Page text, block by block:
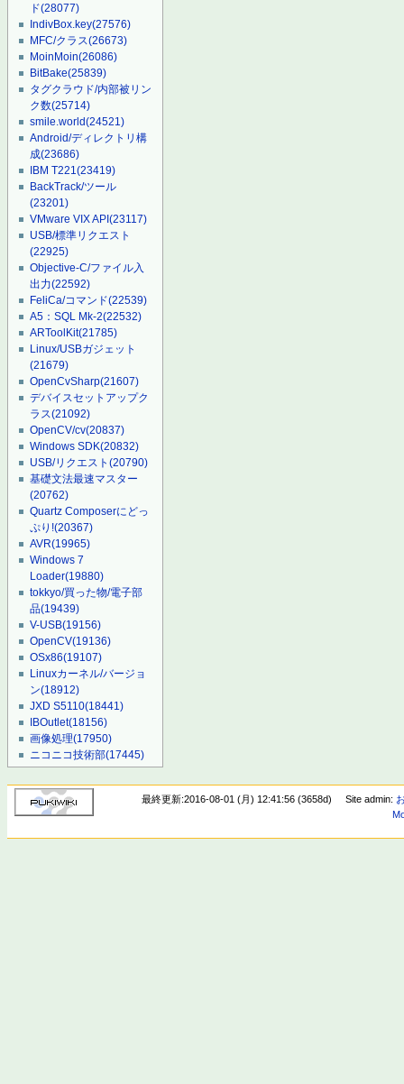
ド(28077)
IndivBox.key(27576)
MFC/クラス(26673)
MoinMoin(26086)
BitBake(25839)
タグクラウド/内部被リン
ク数(25714)
smile.world(24521)
Android/ディレクトリ構
成(23686)
IBM T221(23419)
BackTrack/ツール
(23201)
VMware VIX API(23117)
USB/標準リクエスト
(22925)
Objective-C/ファイル入
出力(22592)
FeliCa/コマンド(22539)
A5：SQL Mk-2(22532)
ARToolKit(21785)
Linux/USBガジェット
(21679)
OpenCvSharp(21607)
デバイスセットアップク
ラス(21092)
OpenCV/cv(20837)
Windows SDK(20832)
USB/リクエスト(20790)
基礎文法最速マスター
(20762)
Quartz Composerにどっ
ぷり!(20367)
AVR(19965)
Windows 7
Loader(19880)
tokkyo/買った物/電子部
品(19439)
V-USB(19156)
OpenCV(19136)
OSx86(19107)
Linuxカーネル/バージョ
ン(18912)
JXD S5110(18441)
IBOutlet(18156)
画像処理(17950)
ニコニコ技術部(17445)
最終更新:2016-08-01 (月) 12:41:56 (3658d) Site admin: